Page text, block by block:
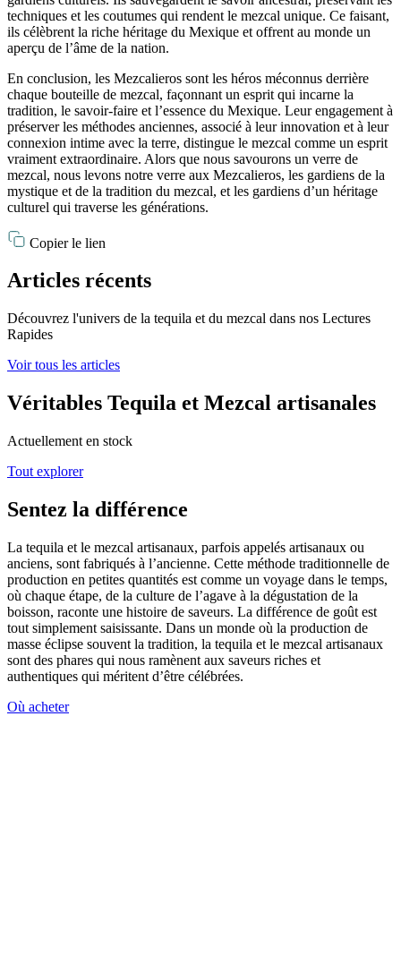
techniques et les coutumes qui rendent le mezcal unique. Ce faisant,
ils célèbrent la riche héritage du Mexique et offrent au monde un
aperçu de l’âme de la nation.
En conclusion, les Mezcalieros sont les héros méconnus derrière
chaque bouteille de mezcal, façonnant un esprit qui incarne la
tradition, le savoir-faire et l’essence du Mexique. Leur engagement à
préserver les méthodes anciennes, associé à leur innovation et à leur
connexion intime avec la terre, distingue le mezcal comme un esprit
vraiment extraordinaire. Alors que nous savourons un verre de
mezcal, nous levons notre verre aux Mezcalieros, les gardiens de la
mystique et de la tradition du mezcal, et les gardiens d’un héritage
culturel qui traverse les générations.
Copier le lien
Articles récents
Découvrez l'univers de la tequila et du mezcal dans nos Lectures
Rapides
Voir tous les articles
Véritables Tequila et Mezcal artisanales
Actuellement en stock
Tout explorer
Sentez la différence
La tequila et le mezcal artisanaux, parfois appelés artisanaux ou
anciens, sont fabriqués à l’ancienne. Cette méthode traditionnelle de
production en petites quantités est comme un voyage dans le temps,
où chaque étape, de la culture de l’agave à la dégustation de la
boisson, raconte une histoire de saveurs. La différence de goût est
tout simplement saisissante. Dans un monde où la production de
masse éclipse souvent la tradition, la tequila et le mezcal artisanaux
sont des phares qui nous ramènent aux saveurs riches et
authentiques qui méritent d’être célébrées.
Où acheter